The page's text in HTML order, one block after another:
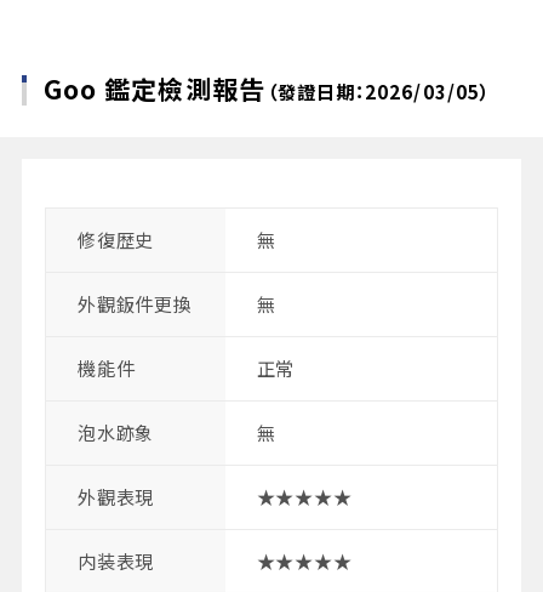
Goo 鑑定檢測報告 （發證日期：2026/03/05）
修復歴史 無
外觀鈑件更換 無
機能件 正常
泡水跡象 無
外觀表現 ★★★★★
内装表現 ★★★★★